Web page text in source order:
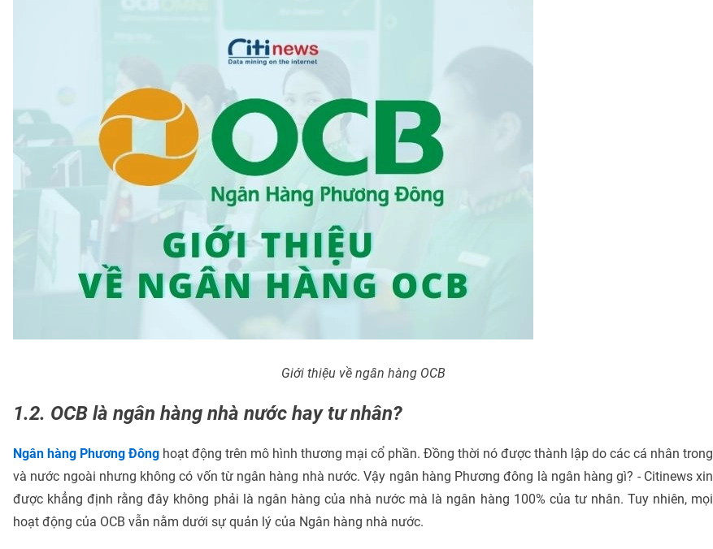
Giới thiệu về ngân hàng OCB
1.2. OCB là ngân hàng nhà nước hay tư nhân?
Ngân hàng Phương Đông hoạt động trên mô hình thương mại cổ phần. Đồng thời nó được thành lập do các cá nhân trong
và nước ngoài nhưng không có vốn từ ngân hàng nhà nước. Vậy ngân hàng Phương đông là ngân hàng gì? - Citinews xin
được khẳng định rằng đây không phải là ngân hàng của nhà nước mà là ngân hàng 100% của tư nhân. Tuy nhiên, mọi
hoạt động của OCB vẫn nằm dưới sự quản lý của Ngân hàng nhà nước.